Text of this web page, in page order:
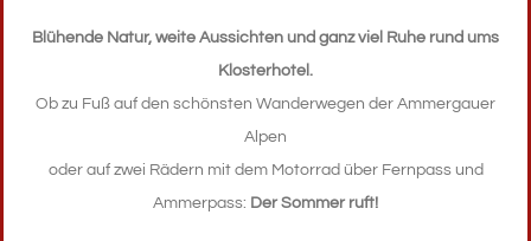
Blühende Natur, weite Aussichten und ganz viel Ruhe rund ums
Klosterhotel.
Ob zu Fuß auf den schönsten Wanderwegen der Ammergauer
Alpen
oder auf zwei Rädern mit dem Motorrad über Fernpass und
Ammerpass: Der Sommer ruft!